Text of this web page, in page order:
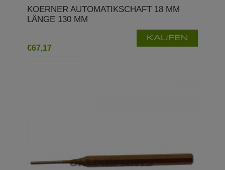
KOERNER AUTOMATIKSCHAFT 18 MM
LÄNGE 130 MM
€67,17
KAUFEN